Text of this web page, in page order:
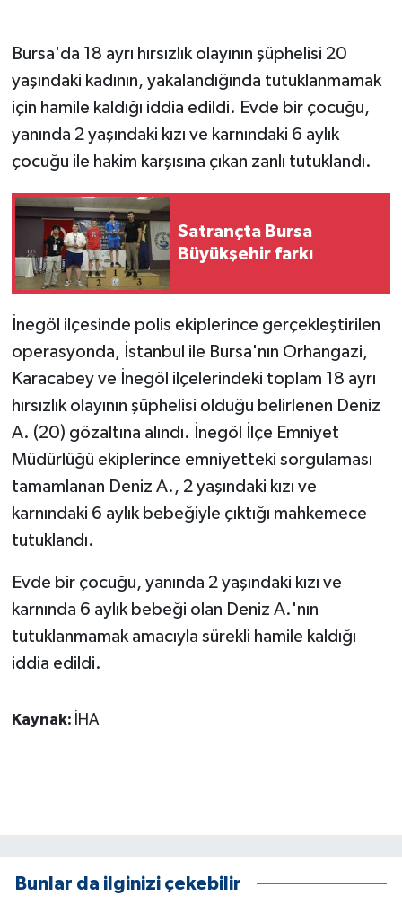
Bursa'da 18 ayrı hırsızlık olayının şüphelisi 20
yaşındaki kadının, yakalandığında tutuklanmamak
için hamile kaldığı iddia edildi. Evde bir çocuğu,
yanında 2 yaşındaki kızı ve karnındaki 6 aylık
çocuğu ile hakim karşısına çıkan zanlı tutuklandı.
Satrançta Bursa
Büyükşehir farkı
İnegöl ilçesinde polis ekiplerince gerçekleştirilen
operasyonda, İstanbul ile Bursa'nın Orhangazi,
Karacabey ve İnegöl ilçelerindeki toplam 18 ayrı
hırsızlık olayının şüphelisi olduğu belirlenen Deniz
A. (20) gözaltına alındı. İnegöl İlçe Emniyet
Müdürlüğü ekiplerince emniyetteki sorgulaması
tamamlanan Deniz A., 2 yaşındaki kızı ve
karnındaki 6 aylık bebeğiyle çıktığı mahkemece
tutuklandı.
Evde bir çocuğu, yanında 2 yaşındaki kızı ve
karnında 6 aylık bebeği olan Deniz A.'nın
tutuklanmamak amacıyla sürekli hamile kaldığı
iddia edildi.
Kaynak: İHA
Bunlar da ilginizi çekebilir
Gayrimenkul
GENEL
GÜNDEM
HABERDE İNSAN
İNSAN
İş Dünyası
Jandarma
Kadın
KÜLTÜR SANAT
Otomobil
POLİTİKA
Sağlık